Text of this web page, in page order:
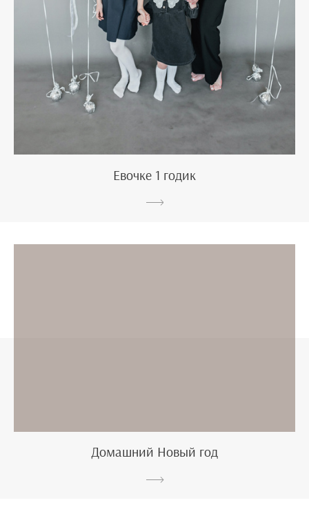
Евочке 1 годик
Домашний Новый год